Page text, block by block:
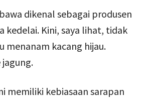
dikenal sebagai produsen
kedelai. Kini, saya lihat, tidak
menanam kacang hijau.
jagung.
memiliki kebiasaan sarapan